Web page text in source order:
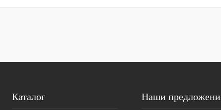
Купить в 1 клик Сравнение Купить в 1
Каталог Наши